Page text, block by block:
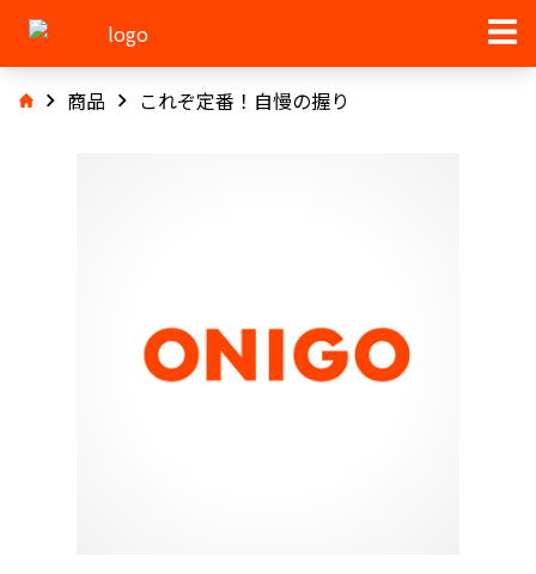
商品 これぞ定番！自慢の握り